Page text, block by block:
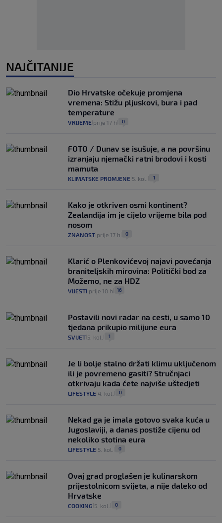
NAJČITANIJE
Dio Hrvatske očekuje promjena
vremena: Stižu pljuskovi, bura i pad
temperature
VRIJEME prije 17 h 0
FOTO / Dunav se isušuje, a na površinu
izranjaju njemački ratni brodovi i kosti
mamuta
KLIMATSKE PROMJENE 5. kol. 1
Kako je otkriven osmi kontinent?
Zealandija im je cijelo vrijeme bila pod
nosom
ZNANOST prije 17 h 0
Klarić o Plenkovićevoj najavi povećanja
braniteljskih mirovina: Politički bod za
Možemo, ne za HDZ
VIJESTI prije 10 h 16
Postavili novi radar na cesti, u samo 10
tjedana prikupio milijune eura
SVIJET 5. kol. 1
Je li bolje stalno držati klimu uključenom
ili je povremeno gasiti? Stručnjaci
otkrivaju kada ćete najviše uštedjeti
LIFESTYLE 4. kol. 0
Nekad ga je imala gotovo svaka kuća u
Jugoslaviji, a danas postiže cijenu od
nekoliko stotina eura
LIFESTYLE 5. kol. 0
Ovaj grad proglašen je kulinarskom
prijestolnicom svijeta, a nije daleko od
Hrvatske
COOKING 5. kol. 0